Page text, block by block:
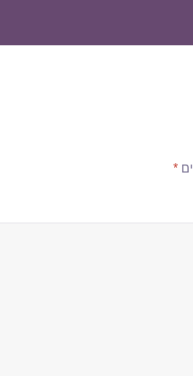
*